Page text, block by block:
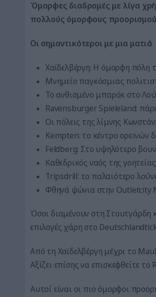
Όμορφες διαδρομές με λίγα
πολλούς όμορφους
Οι σημαντικότεροι με μια ματιά
Χαϊδελβέργη: Η όμορφη πόλη
Μνημείο παγκόσμιας
Το ανθισμένο μπαρόκ στο
Ravensburger Spieleland:
Οι πόλεις της λίμνης
Kempten: το κέντρο ορεινών
Feldberg: Στο υψηλότερο
Καθεδρικός ναός της
Tripsdrill: το παλαιότερο
Φθηνά ψώνια στην Outletcity
Όσοι διαμένουν στη Στουτγάρδη
επιλογές χάρη στο
Από τη Χαϊδελβέργη μέχρι το
Αξίζει επίσης να επισκεφθείτε
Αυτοί είναι οι πιο όμορφοι